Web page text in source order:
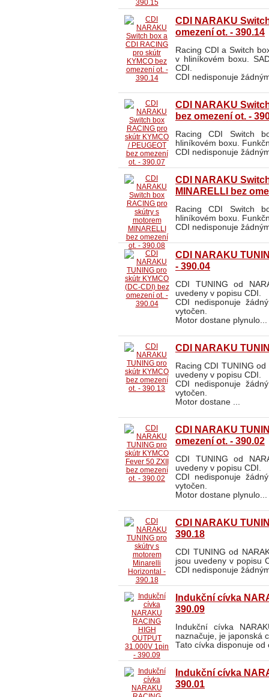
CDI NARAKU
omezení ot. - 390.14
Racing CDI a Switch
v hliníkovém boxu.
CDI.
CDI nedisponuje
CDI NARAKU
bez omezení ot. -
Racing CDI Switch
hliníkovém boxu.
CDI nedisponuje
CDI NARAKU
MINARELLI bez
Racing CDI Switch
hliníkovém boxu.
CDI nedisponuje
CDI NARAKU
- 390.04
CDI TUNING od
uvedeny v popisu CDI.
CDI nedisponuje
vytočen.
Motor dostane plynulo...
CDI NARAKU
Racing CDI TUNING
uvedeny v popisu CDI.
CDI nedisponuje
vytočen.
Motor dostane ...
CDI NARAKU
omezení ot. - 390.02
CDI TUNING od
uvedeny v popisu CDI.
CDI nedisponuje
vytočen.
Motor dostane plynulo...
CDI NARAKU
390.18
CDI TUNING od
jsou uvedeny v popisu
CDI nedisponuje
Indukční cívka
390.09
Indukční cívka
naznačuje, je japonská
Tato cívka disponuje
Indukční cívka
390.01